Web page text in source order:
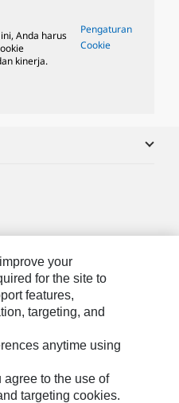
Anda harus
kinerja.
Pengaturan
Cookie
your
for the site to
features,
targeting, and
anytime using
agree to the use of
targeting cookies.